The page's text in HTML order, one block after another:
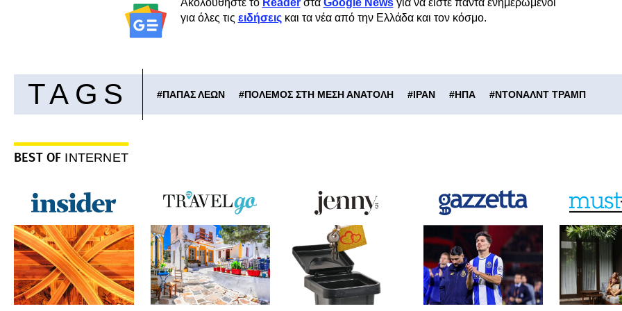
Ακολουθήστε το Readerστα Google Newsγια να είστε πάντα ενημερωμένοι
για όλες τις ειδήσειςκαι τα νέα από την Ελλάδα και τον κόσμο.
TAGS #ΠΑΠΑΣ ΛΕΩΝ #ΠΟΛΕΜΟΣ ΣΤΗ ΜΕΣΗ ΑΝΑΤΟΛΗ #ΙΡΑΝ #ΗΠΑ #ΝΤΟΝΑΛΝΤ ΤΡΑΜΠ
BEST OF INTERNET